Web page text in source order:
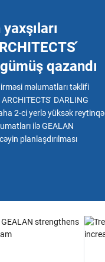
qazandı
məlumatları təklifi
DARLING
2-ci yerlə yüksək reytinqə
ilə GEALAN
planlaşdırılması